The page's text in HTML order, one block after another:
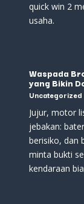
quick win 2
usaha.
Waspada
yang Bikin
Uncategorized
Jujur, motor
jebakan:
berisiko, dan
minta bukti
kendaraan